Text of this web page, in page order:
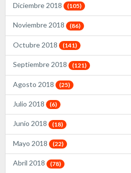
Diciembre 2018 (105)
Noviembre 2018 (86)
Octubre 2018 (141)
Septiembre 2018 (121)
Agosto 2018 (25)
Julio 2018 (6)
Junio 2018 (18)
Mayo 2018 (22)
Abril 2018 (78)